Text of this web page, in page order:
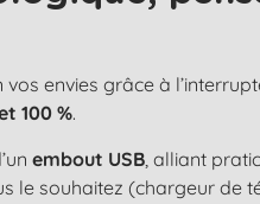
envies grâce à
100 %.
embout USB, alliant
le souhaitez (chargeur de